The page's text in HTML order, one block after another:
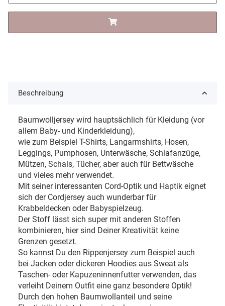
Beschreibung
Baumwolljersey wird hauptsächlich für Kleidung (vor
allem Baby- und Kinderkleidung),
wie zum Beispiel T-Shirts, Langarmshirts, Hosen,
Leggings, Pumphosen, Unterwäsche, Schlafanzüge,
Mützen, Schals, Tücher, aber auch für Bettwäsche
und vieles mehr verwendet.
Mit seiner interessanten Cord-Optik und Haptik eignet
sich der Cordjersey auch wunderbar für
Krabbeldecken oder Babyspielzeug.
Der Stoff lässt sich super mit anderen Stoffen
kombinieren, hier sind Deiner Kreativität keine
Grenzen gesetzt.
So kannst Du den Rippenjersey zum Beispiel auch
bei Jacken oder dickeren Hoodies aus Sweat als
Taschen- oder Kapuzeninnenfutter verwenden, das
verleiht Deinem Outfit eine ganz besondere Optik!
Durch den hohen Baumwollanteil und seine